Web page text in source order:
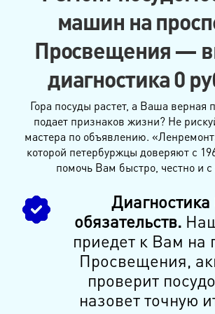
машин на
Просвещения —
диагностика 0
Гора посуды растет, а Ваша верная
подает признаков жизни? Не
мастера по объявлению.
которой петербуржцы доверяют с
помочь Вам быстро, честно и с
Диагностика
обязательств.
приедет к Вам на
Просвещения,
проверит
назовет точную